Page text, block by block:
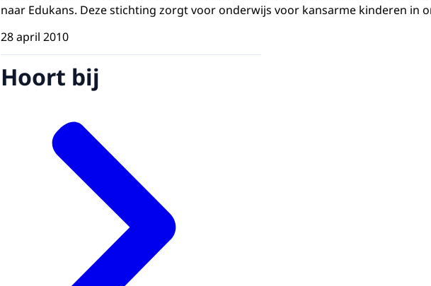
naar Edukans. Deze stichting zorgt voor onderwijs voor kansarme kinderen in
28 april 2010
Hoort bij